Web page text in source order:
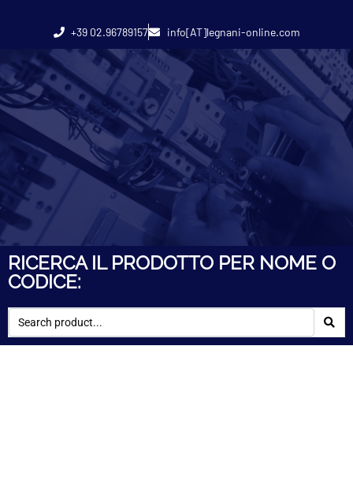
+39 02.96789157 info[AT]legnani-online.com
RICERCA IL PRODOTTO PER NOME O
CODICE: